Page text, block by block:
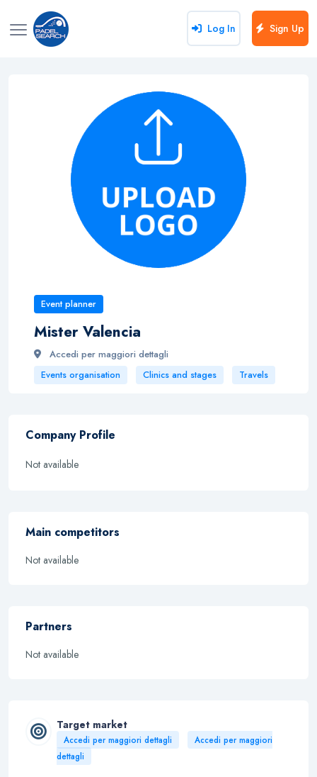
Log In Sign Up
Event planner
Mister Valencia
Accedi per maggiori dettagli
Events organisation Clinics and stages Travels
Company Profile
Not available
Main competitors
Not available
Partners
Not available
Target market
Accedi per maggiori dettagli
Accedi per maggiori
dettagli